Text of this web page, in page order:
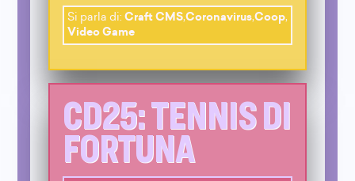
Si parla di: Craft CMS,Coronavirus,Coop,
Video Game
CD25: TENNIS DI
FORTUNA